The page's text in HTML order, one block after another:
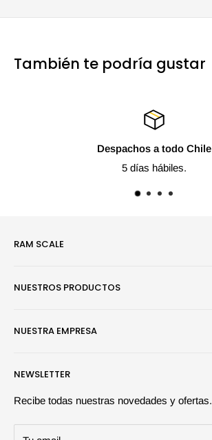
También te podría gustar
Despachos a todo Chile
RAM SCALE
juegos de mesa.
NUESTROS PRODUCTOS
Efectos y Dioramas
Herramientas y Auxiliares
Maquetas
NUESTRA EMPRESA
Quiénes somos | Ramscale
Contáctanos
Preguntas frecuentes
NEWSLETTER
Recibe todas nuestras novedades y ofertas.